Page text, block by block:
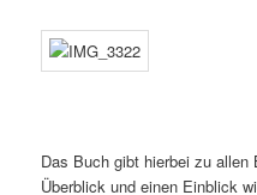
Das Buch gibt hierbei zu allen
Überblick und einen Einblick